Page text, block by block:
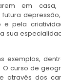
em
e pela
sua
exemplos,
curso de
através dos